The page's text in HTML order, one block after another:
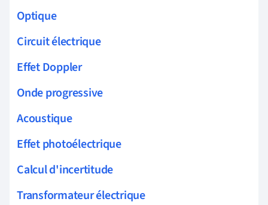
Optique
Circuit électrique
Effet Doppler
Onde progressive
Acoustique
Effet photoélectrique
Calcul d'incertitude
Transformateur électrique